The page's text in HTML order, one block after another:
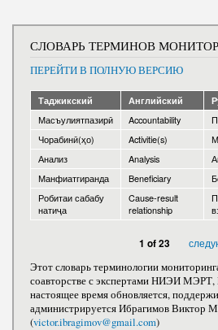
СЛОВАРЬ ТЕРМИНОВ
ПЕРЕЙТИ В ПОЛНУЮ ВЕРСИЮ
Таджикский Английский
Масъулиятпазирӣ Accountability
Чорабинӣ(ҳо)
Activitie(s)
Анализ
Analysis
Манфиатгиранда
Beneficiary
Робитаи сабабу
натиҷа
Cause-result
relationship
1 of 23
Этот словарь терминологии
соавторстве с экспертами НИЭИ
настоящее время обновляется,
администрируется Ибрагимов Виктор
(victor.ibragimov@gmail.com)